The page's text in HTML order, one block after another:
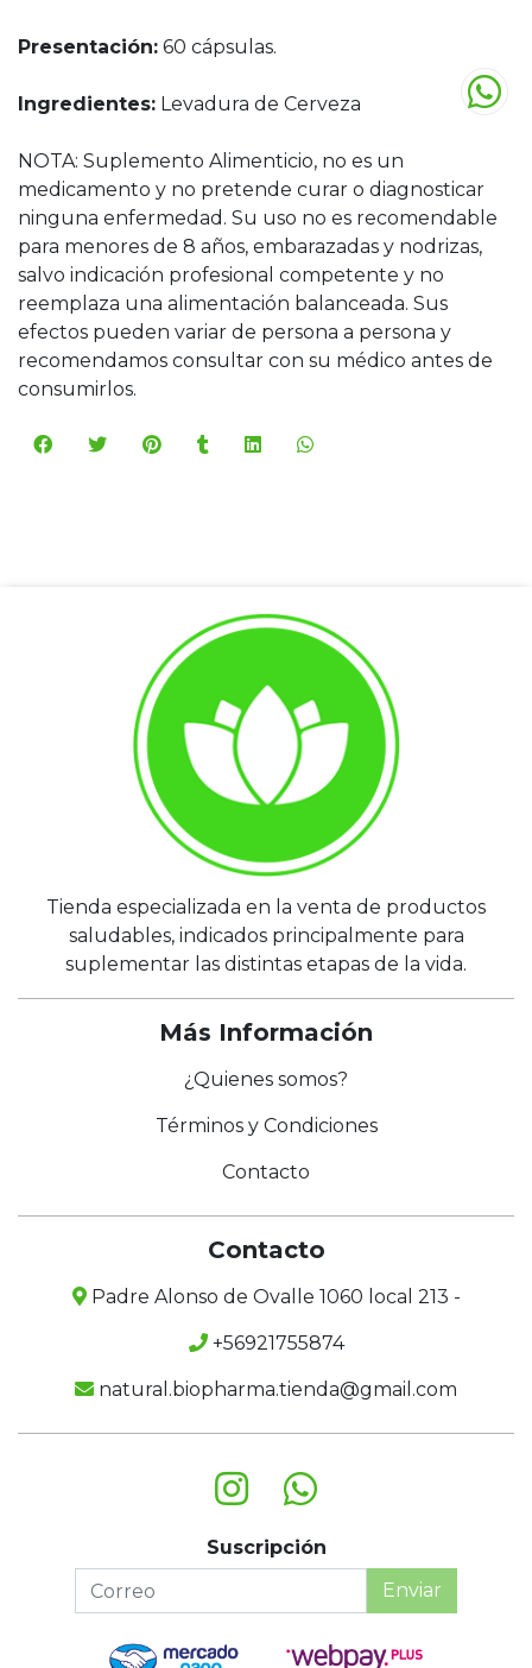
Presentación: 60 cápsulas.
Ingredientes: Levadura de Cerveza
NOTA: Suplemento Alimenticio, no es un
medicamento y no pretende curar o diagnosticar
ninguna enfermedad. Su uso no es recomendable
para menores de 8 años, embarazadas y nodrizas,
salvo indicación profesional competente y no
reemplaza una alimentación balanceada. Sus
efectos pueden variar de persona a persona y
recomendamos consultar con su médico antes de
consumirlos.
Tienda especializada en la venta de productos
saludables, indicados principalmente para
suplementar las distintas etapas de la vida.
Más Información
¿Quienes somos?
Términos y Condiciones
Contacto
Contacto
Padre Alonso de Ovalle 1060 local 213 -
+56921755874
natural.biopharma.tienda@gmail.com
Suscripción
Enviar